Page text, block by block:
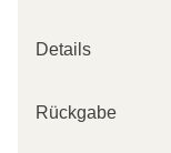
Details
Rückgabe